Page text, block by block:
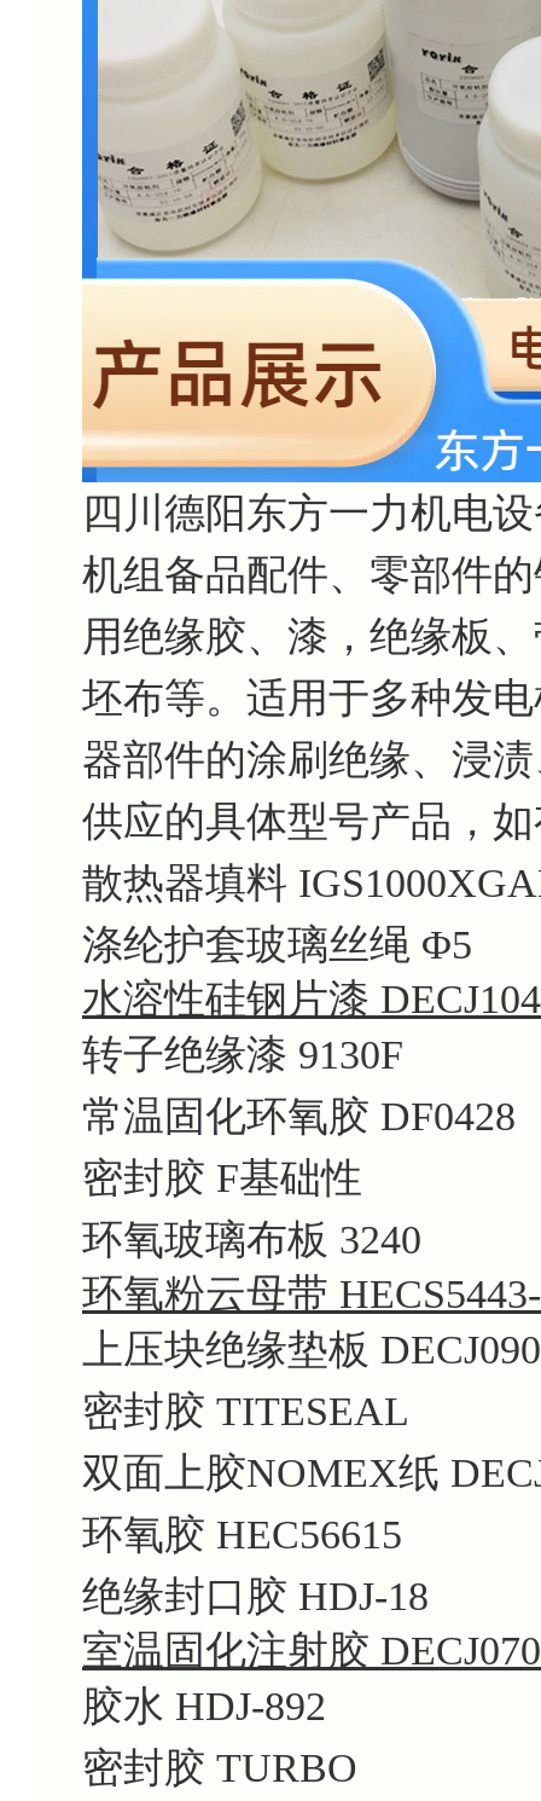
四川德阳东方一力机电
机组备品配件、零部件
用绝缘胶、漆，绝缘板
坯布等。适用于多种发
器部件的涂刷绝缘、浸
供应的具体型号产品，
散热器填料
涤纶护套玻璃丝绳 Φ5
水溶性硅钢片漆
转子绝缘漆 9130F
常温固化环氧胶 DF0428
密封胶 F基础性
环氧玻璃布板 3240
环氧粉云母带
上压块绝缘垫板
密封胶 TITESEAL
双面上胶NOMEX纸
环氧胶 HEC56615
绝缘封口胶 HDJ-18
室温固化注射胶
胶水 HDJ-892
密封胶 TURBO